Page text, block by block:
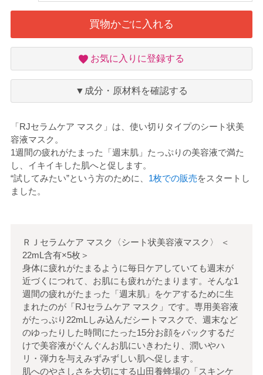
買物かごに入れる
お
入
り
お気に入りに登録する
▼成分・原材料を確認する
「RJセラムケア マスク」は、使い切りタイプのシート状美
容液マスク。
1週間の疲れがたまった「週末肌」たっぷりの美容液で満た
し、イキイキした肌へと促します。
“試してみたい”という方のために、 1枚での販売をスタートし
ました。
ＲＪセラムケア マスク〈シート状美容液マスク〉
＜
22mL含有×5枚 ＞
身体に疲れがたまるように毎日ケアしていても週末が
近づくにつれて、お肌にも疲れがたまります。そんな1
週間の疲れがたまった「週末肌」をケアするために生
まれたのが「RJセラムケア マスク」です。専用美容液
がたっぷり22mLしみ込んだシートマスクで、週末など
のゆったりした時間にたった15分お顔をパックするだ
けで美容液がぐんぐんお肌にいきわたり、潤いやハ
リ・弾力を与えみずみずしい肌へ促します。
肌へのやさしさを大切にする山田養蜂場の「スキンケ